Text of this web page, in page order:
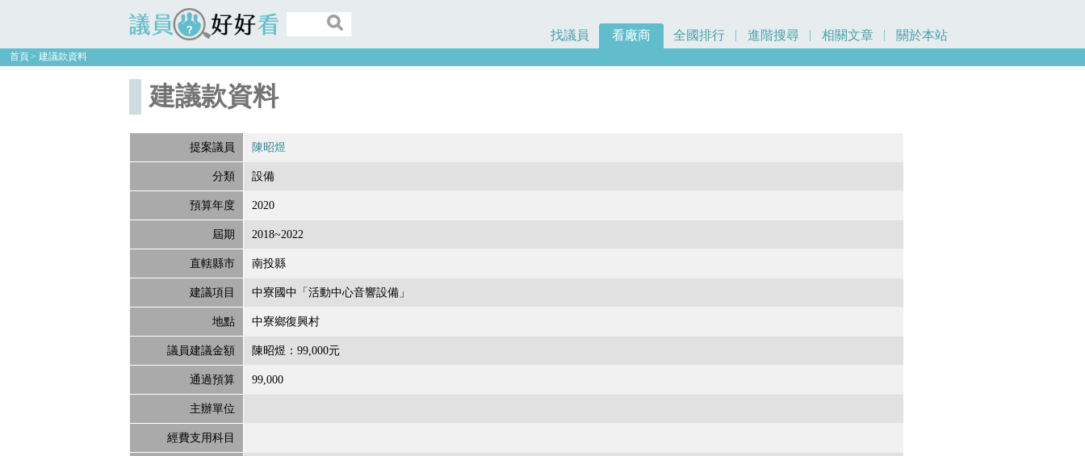
議員好好看
找議員 看廠商 全國排行 進階搜尋 相關文章 關於本站
首頁 建議款資料
建議款資料
提案議員 陳昭煜
分類 設備
預算年度 2020
屆期 2018~2022
直轄縣市 南投縣
建議項目 中寮國中「活動中心音響設備」
地點 中寮鄉復興村
議員建議金額 陳昭煜：99,000元
通過預算 99,000
主辦單位
經費支用科目